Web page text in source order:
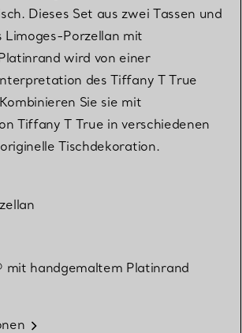
Dieses Set aus zwei Tassen und
Limoges-Porzellan mit
wird von einer
des Tiffany T True
Sie sie mit
Tiffany T True in verschiedenen
Tischdekoration.
mit handgemaltem Platinrand